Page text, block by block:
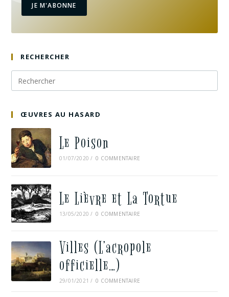
JE M'ABONNE
RECHERCHER
ŒUVRES AU HASARD
Le Poison
01/07/2020 / 0 COMMENTAIRE
Le Lièvre et La Tortue
13/05/2020 / 0 COMMENTAIRE
Villes (L’acropole
officielle…)
29/01/2021 / 0 COMMENTAIRE